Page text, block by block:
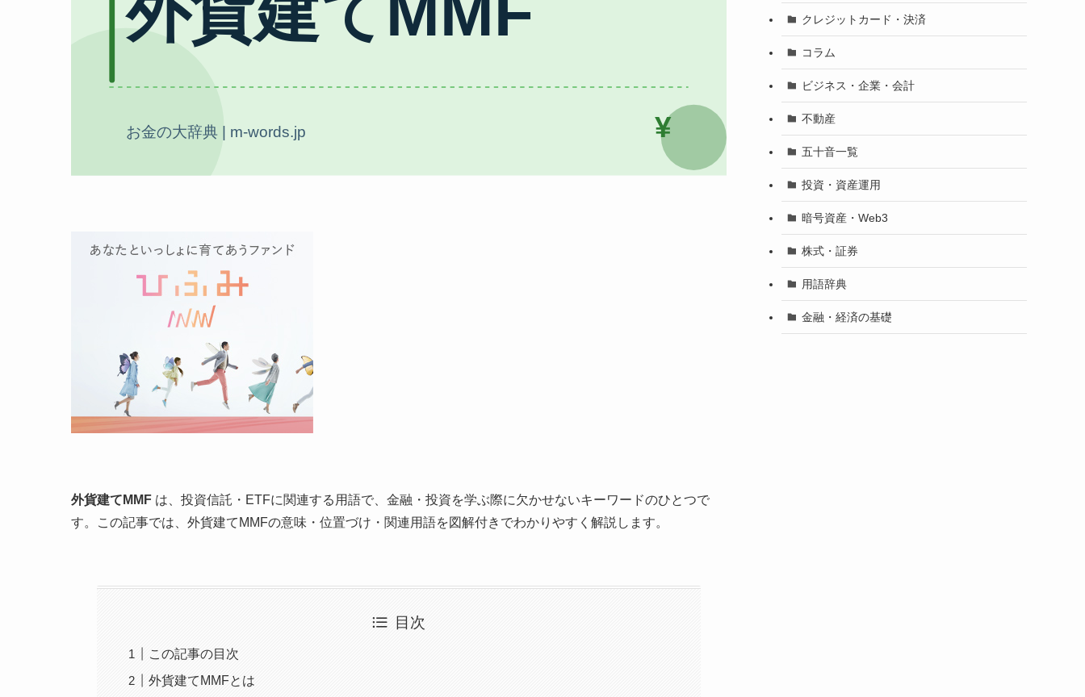
外貨建てMMF は、投資信託・ETFに関連する用語で、金融・投資を学ぶ際に欠かせないキーワードのひとつで
す。この記事では、外貨建てMMFの意味・位置づけ・関連用語を図解付きでわかりやすく解説します。
目次
この記事の目次
外貨建てMMFとは
クレジットカード・決済
コラム
ビジネス・企業・会計
不動産
五十音一覧
投資・資産運用
暗号資産・Web3
株式・証券
用語辞典
金融・経済の基礎